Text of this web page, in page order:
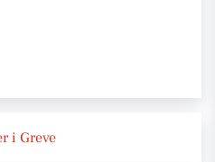
i Greve